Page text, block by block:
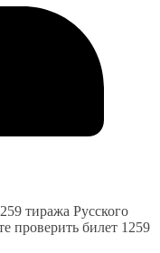
тиража Русского
проверить билет 1259